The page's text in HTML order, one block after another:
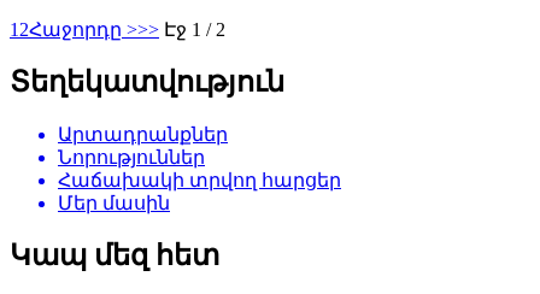
1 2Հաջորդը >>> Էջ 1 / 2
Տեղեկատվություն
Արտադրանքներ
Նորություններ
Հաճախակի տրվող հարցեր
Մեր մասին
Կապ մեզ հետ